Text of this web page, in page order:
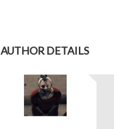
AUTHOR DETAILS